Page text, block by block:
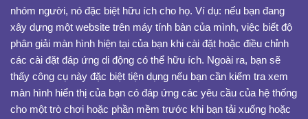
nhóm người, nó đặc biệt hữu ích cho họ. Ví dụ: nếu bạn đang
xây dựng một website trên máy tính bàn của mình, việc biết độ
phân giải màn hình hiện tại của bạn khi cài đặt hoặc điều chỉnh
các cài đặt đáp ứng di động có thể hữu ích. Ngoài ra, bạn sẽ
thấy công cụ này đặc biệt tiện dụng nếu bạn cần kiểm tra xem
màn hình hiển thị của bạn có đáp ứng các yêu cầu của hệ thống
cho một trò chơi hoặc phần mềm trước khi bạn tải xuống hoặc